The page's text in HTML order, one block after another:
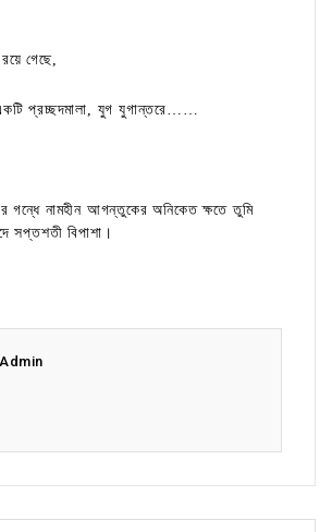
গেছে,
একটি প্রচ্ছদমালা, যুগ যুগান্তরে……
গন্ধে নামহীন আগন্তুকের অনিকেত ক্ষতে তুমি
সপ্তশতী বিপাশা।
Admin